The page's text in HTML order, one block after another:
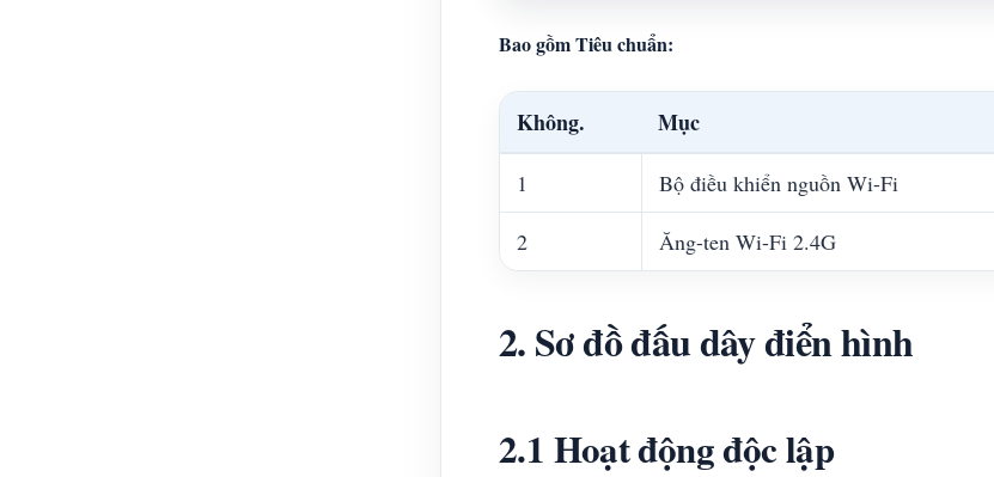
Bao gồm Tiêu chuẩn:
Không. Mục
1 Bộ điều khiển nguồn Wi-Fi
2 Ăng-ten Wi-Fi 2.4G
2. Sơ đồ đấu dây điển hình
2.1 Hoạt động độc lập